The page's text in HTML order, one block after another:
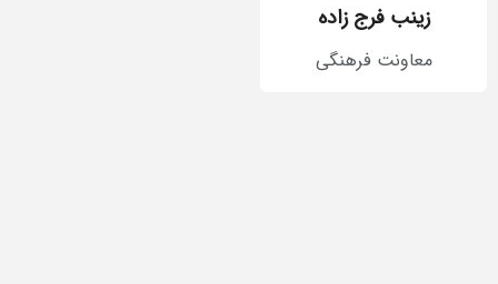
زینب فرج زاده
معاونت فرهنگی